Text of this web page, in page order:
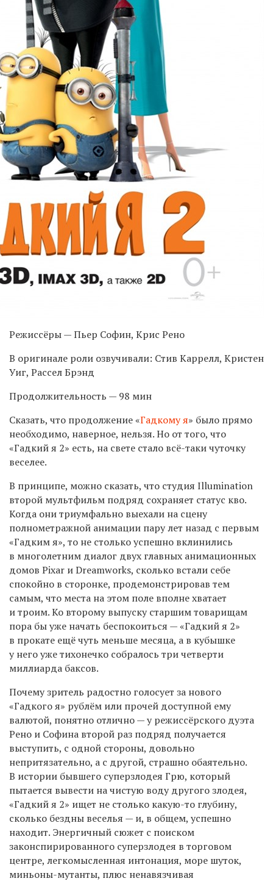
Режиссёры — Пьер Софин, Крис Рено
В оригинале роли озвучивали: Стив Каррелл, Кристен
Уиг, Рассел Брэнд
Продолжительность — 98 мин
Сказать, что продолжение «Гадкому я» было прямо
необходимо, наверное, нельзя. Но от того, что
«Гадкий я 2» есть, на свете стало всё-таки чуточку
веселее.
В принципе, можно сказать, что студия Illumination
второй мультфильм подряд сохраняет статус кво.
Когда они триумфально выехали на сцену
полнометражной анимации пару лет назад с первым
«Гадким я», то не столько успешно вклинились
в многолетним диалог двух главных анимационных
домов Pixar и Dreamworks, сколько встали себе
спокойно в сторонке, продемонстрировав тем
самым, что места на этом поле вполне хватает
и троим. Ко второму выпуску старшим товарищам
пора бы уже начать беспокоиться — «Гадкий я 2»
в прокате ещё чуть меньше месяца, а в кубышке
у него уже тихонечко собралось три четверти
миллиарда баксов.
Почему зритель радостно голосует за нового
«Гадкого я» рублём или прочей доступной ему
валютой, понятно отлично — у режиссёрского дуэта
Рено и Софина второй раз подряд получается
выступить, с одной стороны, довольно
непритязательно, а с другой, страшно обаятельно.
В истории бывшего суперзлодея Грю, который
пытается вывести на чистую воду другого злодея,
«Гадкий я 2» ищет не столько какую-то глубину,
сколько бездны веселья — и, в общем, успешно
находит. Энергичный сюжет с поиском
законспирированного суперзлодея в торговом
центре, легкомысленная интонация, море шуток,
миньоны-мутанты, плюс ненавязчивая